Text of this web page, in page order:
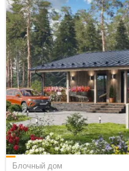
Блочный дом